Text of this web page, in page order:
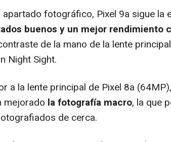
fotográfico, Pixel 9a sigue la
buenos y un mejor rendimiento
de la mano de la lente
Night Sight.
a la lente principal de Pixel 8a
mejorado la fotografía macro, la que
de cerca.